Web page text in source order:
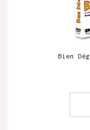
Bien